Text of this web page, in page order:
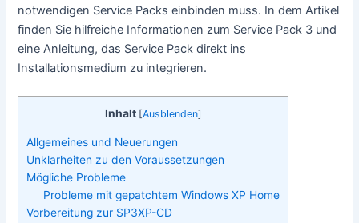
notwendigen Service Packs einbinden muss. In dem Artikel
finden Sie hilfreiche Informationen zum Service Pack 3 und
eine Anleitung, das Service Pack direkt ins
Installationsmedium zu integrieren.
Inhalt [Ausblenden]
Allgemeines und Neuerungen
Unklarheiten zu den Voraussetzungen
Mögliche Probleme
Probleme mit gepatchtem Windows XP Home
Vorbereitung zur SP3XP-CD